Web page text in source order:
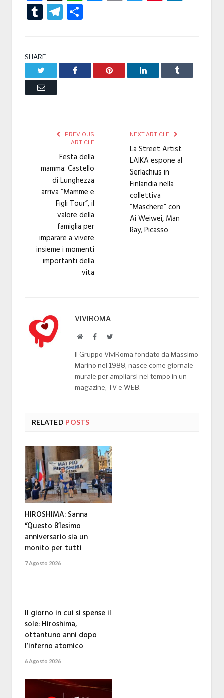
TumblrTelegram
SHARE.
Facebook Pinterest LinkedIn Tumblr
Email
PREVIOUS
ARTICLE
Festa della
mamma: Castello
di Lunghezza
arriva “Mamme e
Figli Tour”, il
valore della
famiglia per
imparare a vivere
insieme i momenti
importanti della
vita
NEXT ARTICLE
La Street Artist
LAIKA espone al
Serlachius in
Finlandia nella
collettiva
“Maschere” con
Ai Weiwei, Man
Ray, Picasso
VIVIROMA
WebsiteFacebookTwitter
Il Gruppo ViviRoma fondato da Massimo
Marino nel 1988, nasce come giornale
murale per ampliarsi nel tempo in un
magazine, TV e WEB.
RELATED POSTS
HIROSHIMA: Sanna
“Questo 81esimo
anniversario sia un
monito per tutti
7 Agosto 2026
Il giorno in cui si spense il
sole: Hiroshima,
ottantuno anni dopo
l’inferno atomico
6 Agosto 2026